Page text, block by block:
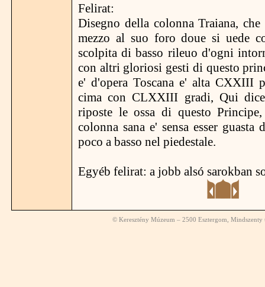
Felirat:
Disegno della colonna Traiana,
mezzo al suo foro doue si uede
scolpita di basso rileuo d'ogni
con altri gloriosi gesti di questo
e' d'opera Toscana e' alta CXXIII
cima con CLXXIII gradi, Qui
riposte le ossa di questo
colonna sana e' sensa esser guasta
poco a basso nel piedestale.
Egyéb felirat: a jobb alsó sarokban
© Keresztény Múzeum – 2500 Esztergom,